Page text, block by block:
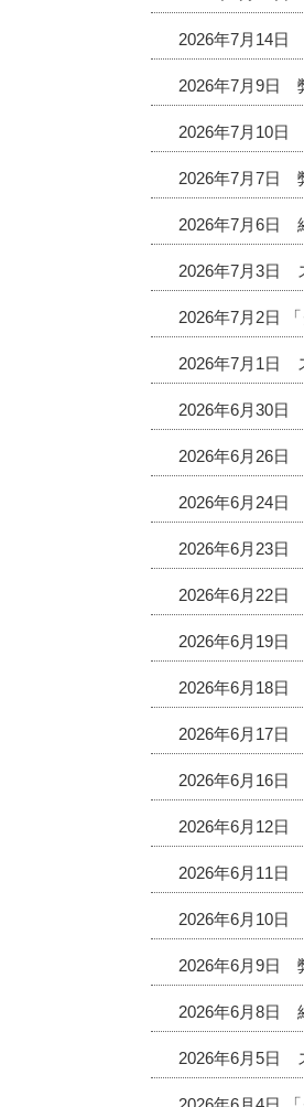
2026年7月14日
2026年7月9日
2026年7月10日
2026年7月7日
2026年7月6日
2026年7月3日
2026年7月2日
2026年7月1日
2026年6月30日
2026年6月26日
2026年6月24日
2026年6月23日
2026年6月22日
2026年6月19日
2026年6月18日
2026年6月17日
2026年6月16日
2026年6月12日
2026年6月11日
2026年6月10日
2026年6月9日
2026年6月8日
2026年6月5日